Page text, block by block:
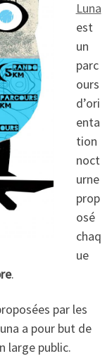
Luna
est
un
parc
ours
d’ori
enta
tion
noct
urne
prop
osé
chaq
ue
.
par les
a pour but de
large public.